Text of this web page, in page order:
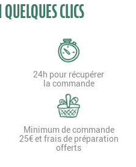
CLICS
24h pour récupérer
la commande
Minimum de commande
25€ et frais de préparation
offerts